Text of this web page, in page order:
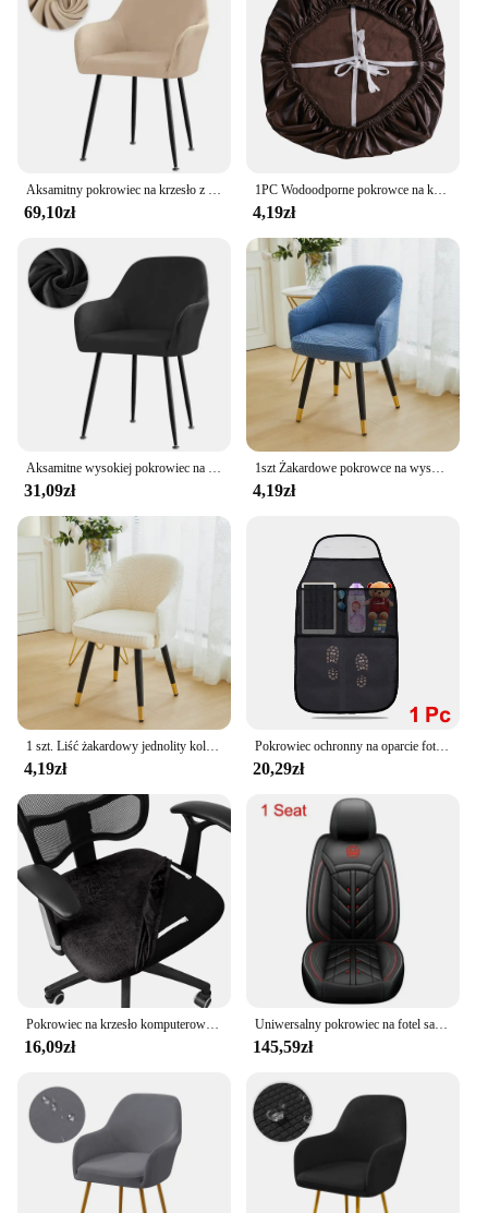
Aksamitny pokrowiec na krzesło z wysokim ramieniem Elastyczny pokrowiec na krzesła do jadalni w jednolitym kolorze Fundas Para Sillas
69,10zł
1PC Wodoodporne pokrowce na krzesła biurowe ze skóry PU Zdejmowane pokrowce na poduszki na krzesła komputerowe w jednolitym kolorze do domowego biura
4,19zł
Aksamitne wysokiej pokrowiec na fotel elastyczne krzesło do jadalni pokrowce zmywalne biurowe fotele bujane pokrowce ślubny wystrój domu siedzenia
31,09zł
1szt Żakardowe pokrowce na wysokie krzesła Elastyczne pokrowce na krzesła do jadalni Zmywalne pokrowce na krzesła biurowe Pokrowce na siedzenia Home Decor
4,19zł
1 szt. Liść żakardowy jednolity kolor pokrowce na fotele pokrowce na siedzenia elastyczny ochraniacz na krzesła salon wysokie ramię pokrowiec na krzesło do jadalni
4,19zł
Pokrowiec ochronny na oparcie fotela samochodowego dla dzieci Maty na tylne siedzenie z organizerem Uniwersalne akcesoria do wnętrz samochodowych
20,29zł
16,09zł
Uniwersalny pokrowiec na fotel samochodowy z pełnym pokryciem do MAZDA 3 CX-5 2 5 6 CX-3 CX-4 CX-7 CX-9 RX-8 CX-30 CX-50 Akcesoria samochodowe
145,59zł